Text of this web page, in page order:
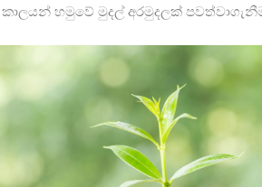
හමුවේ මුදල් අරමුදලක්